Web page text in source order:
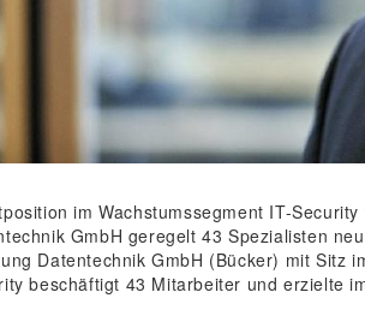
im Wachstumssegment IT-
GmbH geregelt 43 Spezialisten
Datentechnik GmbH (Bücker) mit Sitz
beschäftigt 43 Mitarbeiter und erzielte